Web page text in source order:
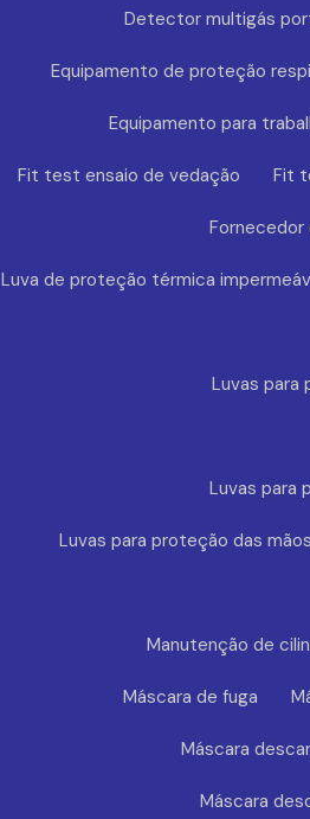
Detector multigás
Equipamento de proteção
Equipamento para
Fit test ensaio de vedação Fit
Luva de proteção térmica
Luvas para
Luvas para
Luvas para proteção das
Manutenção de
Máscara de fuga
Máscara
Máscara